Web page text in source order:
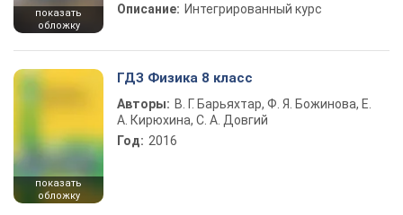
показать
обложку
Описание: Интегрированный курс
показать
обложку
ГДЗ Физика 8 класс
Авторы: В. Г. Барьяхтар, Ф. Я. Божинова, Е.
А. Кирюхина, С. А. Довгий
Год: 2016